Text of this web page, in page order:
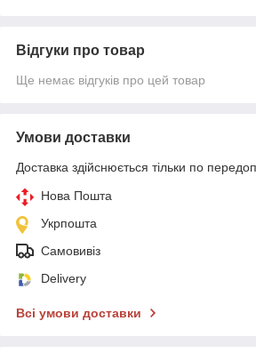
Відгуки про товар
Ще немає відгуків про цей товар
Умови доставки
Доставка здійснюється тільки по
Нова Пошта
Укрпошта
Самовивіз
Delivery
Всі умови доставки